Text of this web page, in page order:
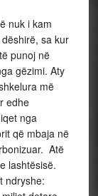
nuk i kam
sa kur
punoj në
gëzimi. Aty
më
edhe
nga
që mbaja në
Atë
lashtësisë.
ndryshe: